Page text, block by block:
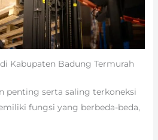
Kabupaten Badung Termurah
penting serta saling terkoneksi
fungsi yang berbeda-beda,